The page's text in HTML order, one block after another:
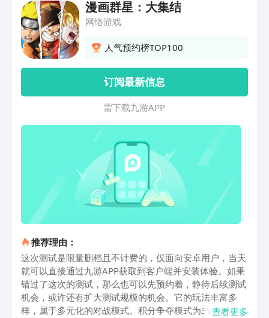
漫画群星：大集结
网络游戏
人气预约榜TOP100
订阅最新信息
需 下 载 九 游 A P P
推荐理由：
这次测试是限量删档且不计费的，仅面向安卓用户，当天
就可以直接通过九游APP获取到客户端并安装体验。如果
错过了这次的测试，那么也可以先预约着，静待后续测试
机会，或许还有扩大测试规模的机会。它的玩法丰富多
样，属于多元化的对战模式。积分争夺模式为3V3小队对
查看更多